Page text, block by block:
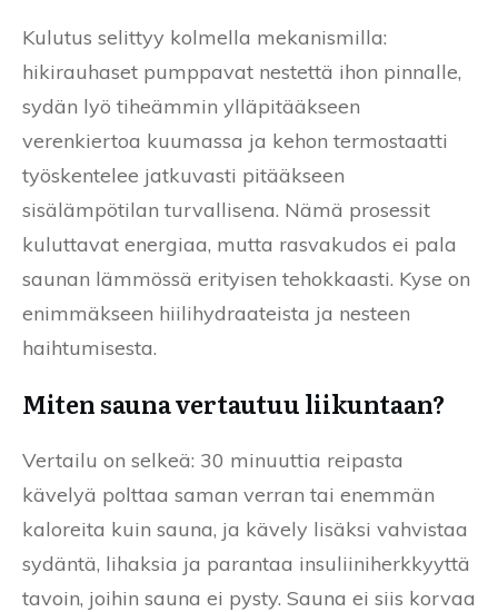
Kulutus selittyy kolmella mekanismilla:
hikirauhaset pumppavat nestettä ihon pinnalle,
sydän lyö tiheämmin ylläpitääkseen
verenkiertoa kuumassa ja kehon termostaatti
työskentelee jatkuvasti pitääkseen
sisälämpötilan turvallisena. Nämä prosessit
kuluttavat energiaa, mutta rasvakudos ei pala
saunan lämmössä erityisen tehokkaasti. Kyse on
enimmäkseen hiilihydraateista ja nesteen
haihtumisesta.
Miten sauna vertautuu liikuntaan?
Vertailu on selkeä: 30 minuuttia reipasta
kävelyä polttaa saman verran tai enemmän
kaloreita kuin sauna, ja kävely lisäksi vahvistaa
sydäntä, lihaksia ja parantaa insuliiniherkkyyttä
tavoin, joihin sauna ei pysty. Sauna ei siis korvaa